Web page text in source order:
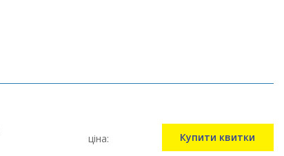
ціна: Купити квитки